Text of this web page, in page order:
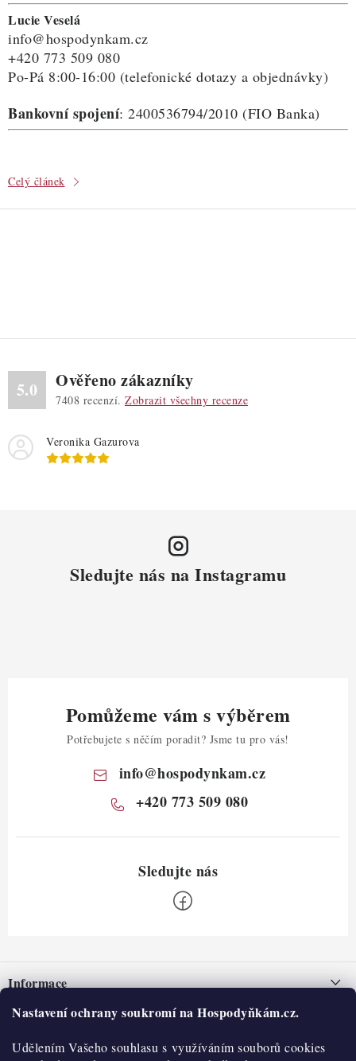
Nastavení ochrany soukromí na Hospodyňkám.cz.
Udělením Vašeho souhlasu s využíváním souborů cookies
Lucie Veselá
info@hospodynkam.cz
+420 773 509 080
Po-Pá 8:00-16:00 (telefonické dotazy a objednávky)
Bankovní spojení: 2400536794/2010 (FIO Banka)
Celý článek
á
d
c
p
5.0 Ověřeno zákazníky
7408 recenzí. Zobrazit všechny recenze
Veronika Gazurova
Sledujte nás na Instagramu
Pomůžeme vám s výběrem
Potřebujete s něčím poradit? Jsme tu pro vás!
info@hospodynkam.cz
+420 773 509 080
pInformace
Nepřevzetí zásilky na dobírku
Obchodní podmínky
O nás
Historie